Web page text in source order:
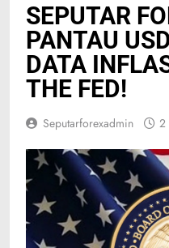
SEPUTAR
PANTAU
DATA
THE FED!
Seputarforexadmin 2